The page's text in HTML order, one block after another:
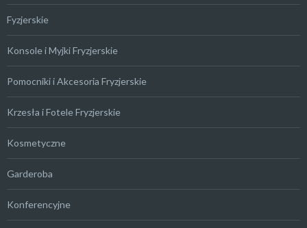
Fyzjerskie
Konsole i Myjki Fryzjerskie
Pomocniki i Akcesoria Fryzjerskie
Krzesła i Fotele Fryzjerskie
Kosmetyczne
Garderoba
Konferencyjne